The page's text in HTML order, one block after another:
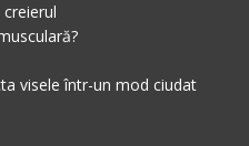
visele într-un mod ciudat